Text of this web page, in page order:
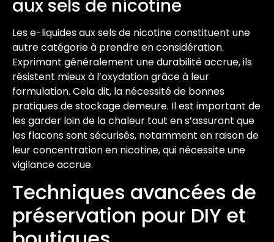
aux sels de nicotine
Les e-liquides aux sels de nicotine constituent une
autre catégorie à prendre en considération.
Exprimant généralement une durabilité accrue, ils
résistent mieux à l’oxydation grâce à leur
formulation. Cela dit, la nécessité de bonnes
pratiques de stockage demeure. Il est important de
les garder loin de la chaleur tout en s’assurant que
les flacons sont sécurisés, notamment en raison de
leur concentration en nicotine, qui nécessite une
vigilance accrue.
Techniques avancées de
préservation pour DIY et